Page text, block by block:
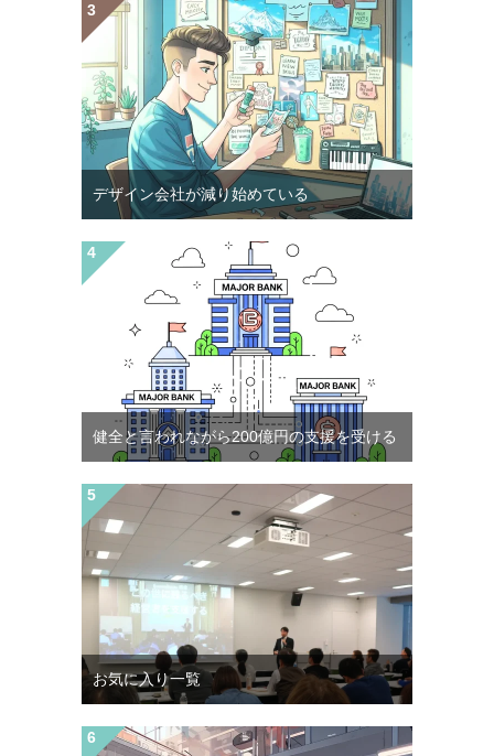
デザイン会社が減り始めている
健全と言われながら200億円の支援を受ける
お気に入り一覧